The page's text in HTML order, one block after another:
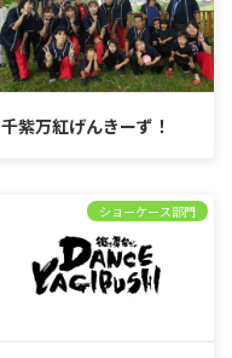
千紫万紅げんきーず！
ショーケース部門